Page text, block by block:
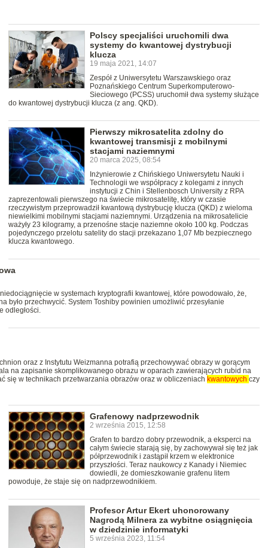
Polscy specjaliści uruchomili dwa
systemy do kwantowej dystrybucji
klucza
19 maja 2021, 14:07
Zespół z Uniwersytetu Warszawskiego oraz
Poznańskiego Centrum Superkomputerowo-
Sieciowego (PCSS) uruchomił dwa systemy służące
do kwantowej dystrybucji klucza (z ang. QKD).
Pierwszy mikrosatelita zdolny do
kwantowej transmisji z mobilnymi
stacjami naziemnymi
20 marca 2025, 08:54
Inżynierowie z Chińskiego Uniwersytetu Nauki i
Technologii we współpracy z kolegami z innych
instytucji z Chin i Stellenbosch University z RPA
zaprezentowali pierwszego na świecie mikrosatelitę, który w czasie
rzeczywistym przeprowadził kwantową dystrybucję klucza (QKD) z wieloma
niewielkimi mobilnymi stacjami naziemnymi. Urządzenia na mikrosatelicie
ważyły 23 kilogramy, a przenośne stacje naziemne około 100 kg. Podczas
pojedynczego przelotu satelity do stacji przekazano 1,07 Mb bezpiecznego
klucza kwantowego.
w systemach kryptografii kwantowej, które powodowało, że,
było przechwycić. System Toshiby powinien umożliwić przesyłanie
odległości.
oraz z Instytutu Weizmanna potrafią przechowywać obrazy w gorącym
na zapisanie skomplikowanego obrazu w oparach zawierających rubid na
się w technikach przetwarzania obrazów oraz w obliczeniach kwantowych czy
Grafenowy nadprzewodnik
2 września 2015, 12:58
Grafen to bardzo dobry przewodnik, a eksperci na
całym świecie starają się, by zachowywał się też jak
półprzewodnik i zastąpił krzem w elektronice
przyszłości. Teraz naukowcy z Kanady i Niemiec
dowiedli, że domieszkowanie grafenu litem
powoduje, że staje się on nadprzewodnikiem.
Profesor Artur Ekert uhonorowany
Nagrodą Milnera za wybitne osiągnięcia
w dziedzinie informatyki
5 września 2023, 11:54